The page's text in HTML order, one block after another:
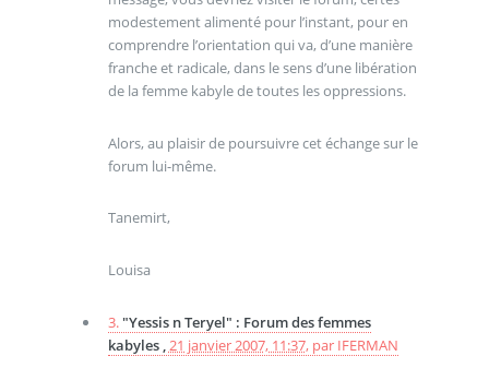
modestement alimenté pour l’instant, pour en
comprendre l’orientation qui va, d’une manière
franche et radicale, dans le sens d’une libération
de la femme kabyle de toutes les oppressions.
Alors, au plaisir de poursuivre cet échange sur le
forum lui-même.
Tanemirt,
Louisa
3. "Yessis n Teryel" : Forum des femmes
kabyles ,21 janvier 2007, 11:37, par IFERMAN